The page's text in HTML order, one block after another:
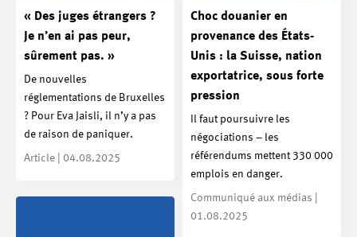
« Des juges étrangers ?
Je n’en ai pas peur,
sûrement pas. »
De nouvelles
réglementations de Bruxelles
? Pour Eva Jaisli, il n’y a pas
de raison de paniquer.
Article | 04.08.2025
Choc douanier en
provenance des États-
Unis : la Suisse, nation
exportatrice, sous forte
pression
Il faut poursuivre les
négociations – les
référendums mettent 330 000
emplois en danger.
Communiqué aux médias |
01.08.2025